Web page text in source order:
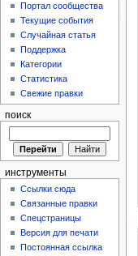
Портал сообщества
Текущие события
Случайная статья
Поддержка
Категории
Статистика
Свежие правки
поиск
инструменты
Ссылки сюда
Связанные правки
Спецстраницы
Версия для печати
Постоянная ссылка